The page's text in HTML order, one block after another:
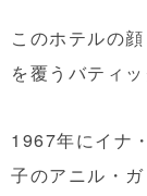
このホテルの
を覆うバティッ
1967年にイナ
子のアニル・